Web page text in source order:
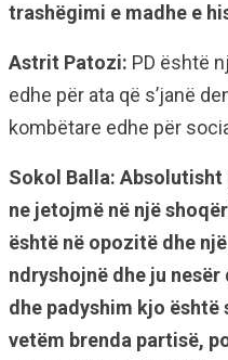
trashëgimi e madhe e
Astrit Patozi: PD është
edhe për ata që s’janë
kombëtare edhe për
Sokol Balla:
ne jetojmë në një
është në opozitë dhe
ndryshojnë dhe ju
dhe padyshim kjo është
vetëm brenda partisë,